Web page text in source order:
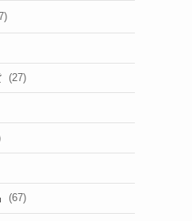
(27)
(67)